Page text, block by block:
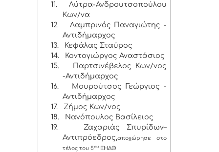
11.
Λύτρα-Ανδρουτσοπούλου
Κων/να
12.
Λαμπρινός Παναγιώτης -
Αντιδήμαρχος
13.
Κεφάλας Σταύρος
14.
Κοντογιώργος Αναστάσιος
15.
Παρτσινέβελος Κων/νος
-Αντιδήμαρχος
16.
Μουρούτσος Γεώργιος -
Αντιδήμαρχος
17.
Ζήμος Κων/νος
18.
Νανόπουλος Βασίλειος
19.
Ζαχαριάς Σπυρίδων–
Αντιπρόεδρος,αποχώρησε στο
τέλος του 5ου ΕΗΔΘ